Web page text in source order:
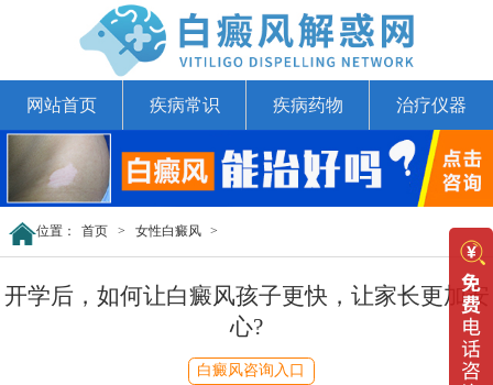
网站首页 疾病常识 疾病药物 治疗仪器
位置： 首页 > 女性白癜风 >
开学后，如何让白癜风孩子更快，让家长更加安
心?
白癜风咨询入口